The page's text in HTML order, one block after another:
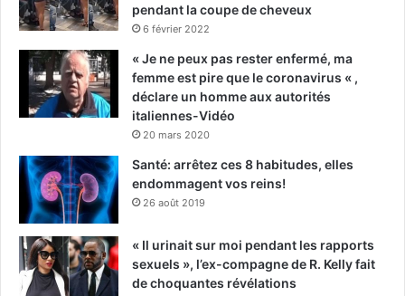
pendant la coupe de cheveux
6 février 2022
« Je ne peux pas rester enfermé, ma
femme est pire que le coronavirus « ,
déclare un homme aux autorités
italiennes-Vidéo
20 mars 2020
Santé: arrêtez ces 8 habitudes, elles
endommagent vos reins!
26 août 2019
« Il urinait sur moi pendant les rapports
sexuels », l’ex-compagne de R. Kelly fait
de choquantes révélations